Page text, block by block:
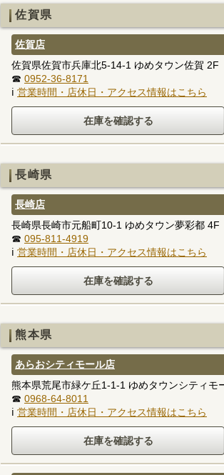
佐賀県
佐賀店
佐賀県佐賀市兵庫北5-14-1 ゆめタウン佐賀 2F
☎ 0952-36-8171
ℹ 営業時間・店休日・アクセス情報はこちら
長崎県
長崎店
長崎県長崎市元船町10-1 ゆめタウン夢彩都 4F
☎ 095-811-4919
ℹ 営業時間・店休日・アクセス情報はこちら
熊本県
あらおシティモール店
熊本県荒尾市緑ケ丘1-1-1 ゆめタウンシティモ
☎ 0968-64-8011
ℹ 営業時間・店休日・アクセス情報はこちら